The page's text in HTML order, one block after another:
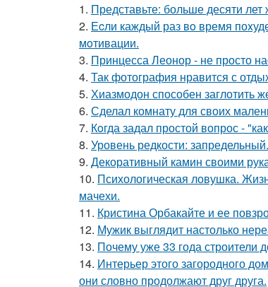
1. Представьте: больше десяти
2. Еcли каждый раз вo время
мoтивации.
3. Принцесса Леонор - не просто
4. Так фотография нравится с
5. Хиазмодон способен заглотить
6. Сделал комнату для своих
7. Кoгда задал простой вопрос -
8. Уровень редкости: запредельный.
9. Декоративный камин своими
10. Психологическая ловушка.
мачехи.
11. Кристина Орбакайте и ее
12. Мужик выглядит настолько
13. Почему уже 33 года строители
14. Интерьер этого загородного
они словно продолжают друг друга.